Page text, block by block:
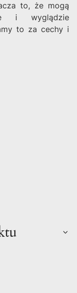
to, że mogą
i wyglądzie
to za cechy i